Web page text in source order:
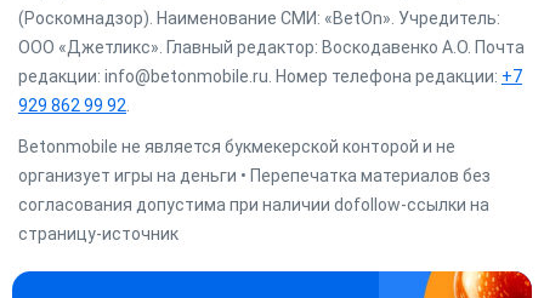
(Роскомнадзор). Наименование СМИ: «BetOn». Учредитель:
ООО «Джетликс». Главный редактор: Воскодавенко А.О. Почта
редакции: info@betonmobile.ru. Номер телефона редакции: +7
929 862 99 92
Betonmobile не является букмекерской конторой и не
организует игры на деньги • Перепечатка материалов без
согласования допустима при наличии dofollow-ссылки на
страницу-источник